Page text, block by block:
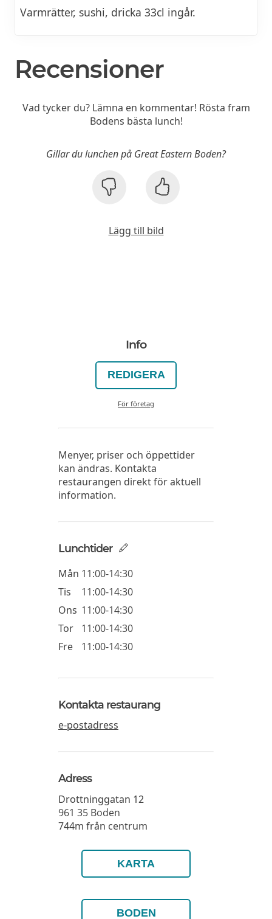
Varmrätter, sushi, dricka 33cl ingår.
Recensioner
Vad tycker du? Lämna en kommentar! Rösta fram
Bodens bästa lunch!
Gillar du lunchen på Great Eastern Boden?
Lägg till bild
Info
REDIGERA
För företag
Menyer, priser och öppettider
kan ändras. Kontakta
restaurangen direkt för aktuell
information.
Lunchtider
Mån 11:00-14:30
Tis
11:00-14:30
Ons 11:00-14:30
Tor
11:00-14:30
Fre
11:00-14:30
Kontakta restaurang
e-postadress
Adress
Drottninggatan 12
961 35 Boden
744m från centrum
KARTA
BODEN